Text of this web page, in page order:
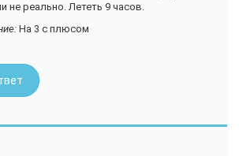
не реально. Лететь 9 часов.
На 3 с плюсом